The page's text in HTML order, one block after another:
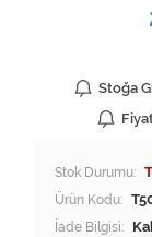
Stoğa
Stok Durumu:
Ürün Kodu:
İade Bilgisi: